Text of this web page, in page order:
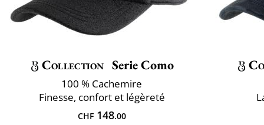
Collection Serie Como
100 % Cachemire
Finesse, confort et légèreté
CHF148.00